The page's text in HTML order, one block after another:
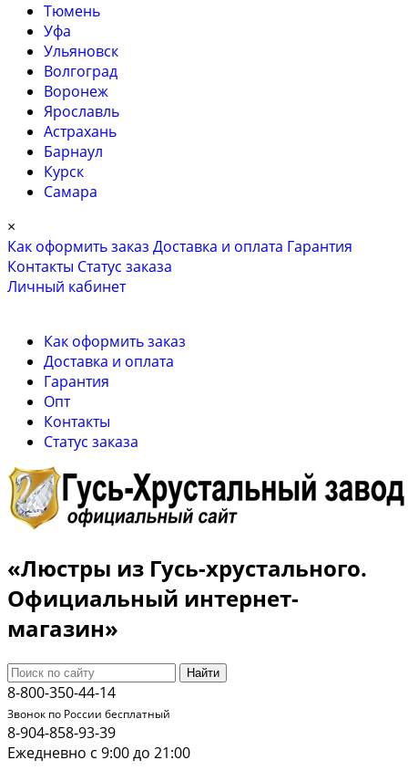
Тюмень
Уфа
Ульяновск
Волгоград
Воронеж
Ярославль
Астрахань
Барнаул
Курск
Самара
×
Как оформить заказ Доставка и оплата Гарантия
Контакты Cтатус заказа
Личный кабинет
Как оформить заказ
Доставка и оплата
Гарантия
Опт
Контакты
Cтатус заказа
«Люстры из Гусь-хрустального.
Официальный интернет-
магазин»
Найти
8-800-350-44-14
Звонок по России бесплатный
8-904-858-93-39
Ежедневно с 9:00 до 21:00